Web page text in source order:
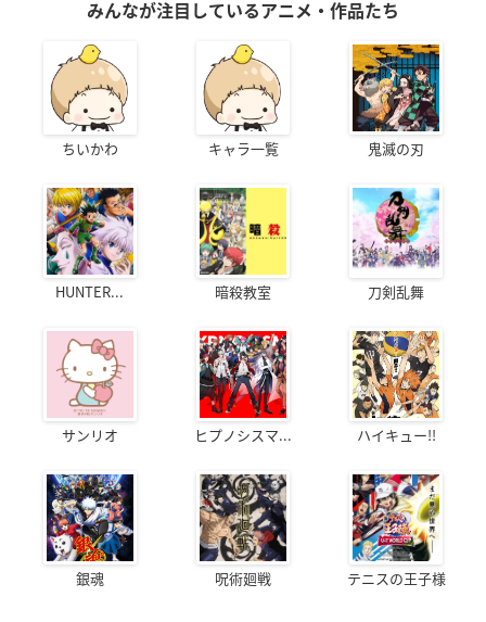
みんなが注目しているアニメ・作品たち
ちいかわ キャラ一覧 鬼滅の刃
HUNTER... 暗殺教室 刀剣乱舞
サンリオ ヒプノシスマ... ハイキュー!!
銀魂 呪術廻戦 テニスの王子様